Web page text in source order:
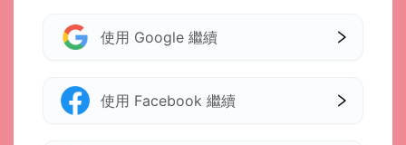
使用 Google 繼續
使用 Facebook 繼續